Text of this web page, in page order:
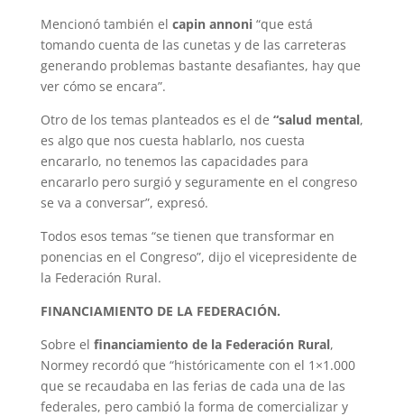
Mencionó también el capin annoni“que está
tomando cuenta de las cunetas y de las carreteras
generando problemas bastante desafiantes, hay que
ver cómo se encara”.
Otro de los temas planteados es el de “salud mental,
es algo que nos cuesta hablarlo, nos cuesta
encararlo, no tenemos las capacidades para
encararlo pero surgió y seguramente en el congreso
se va a conversar”, expresó.
Todos esos temas “se tienen que transformar en
ponencias en el Congreso”, dijo el vicepresidente de
la Federación Rural.
FINANCIAMIENTO DE LA FEDERACIÓN.
Sobre el financiamiento de la Federación Rural,
Normey recordó que “históricamente con el 1×1.000
que se recaudaba en las ferias de cada una de las
federales, pero cambió la forma de comercializar y